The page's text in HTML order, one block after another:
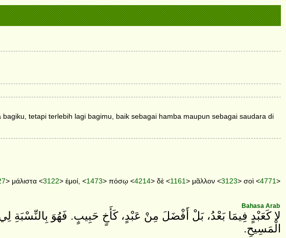
tetapi terlebih lagi bagimu, baik sebagai hamba maupun sebagai saudara di
> μάλιστα <3122> ἐμοί, <1473> πόσῳ <4214> δὲ <1161> μᾶλλον <3123> σοὶ <4771>
Bahasa Arab
لا كَعَبْدٍ فِيمَا بَعْدُ، بَلْ أَفْضَلَ مِنْ عَبْدٍ، كَأَخٍ حَبِيبٍ. فَهُوَ بِالنِّسْبَةِ
الْمَسِيحِ.